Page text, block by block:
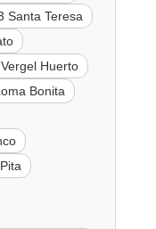
Santa Teresa
Huerto
Bonita